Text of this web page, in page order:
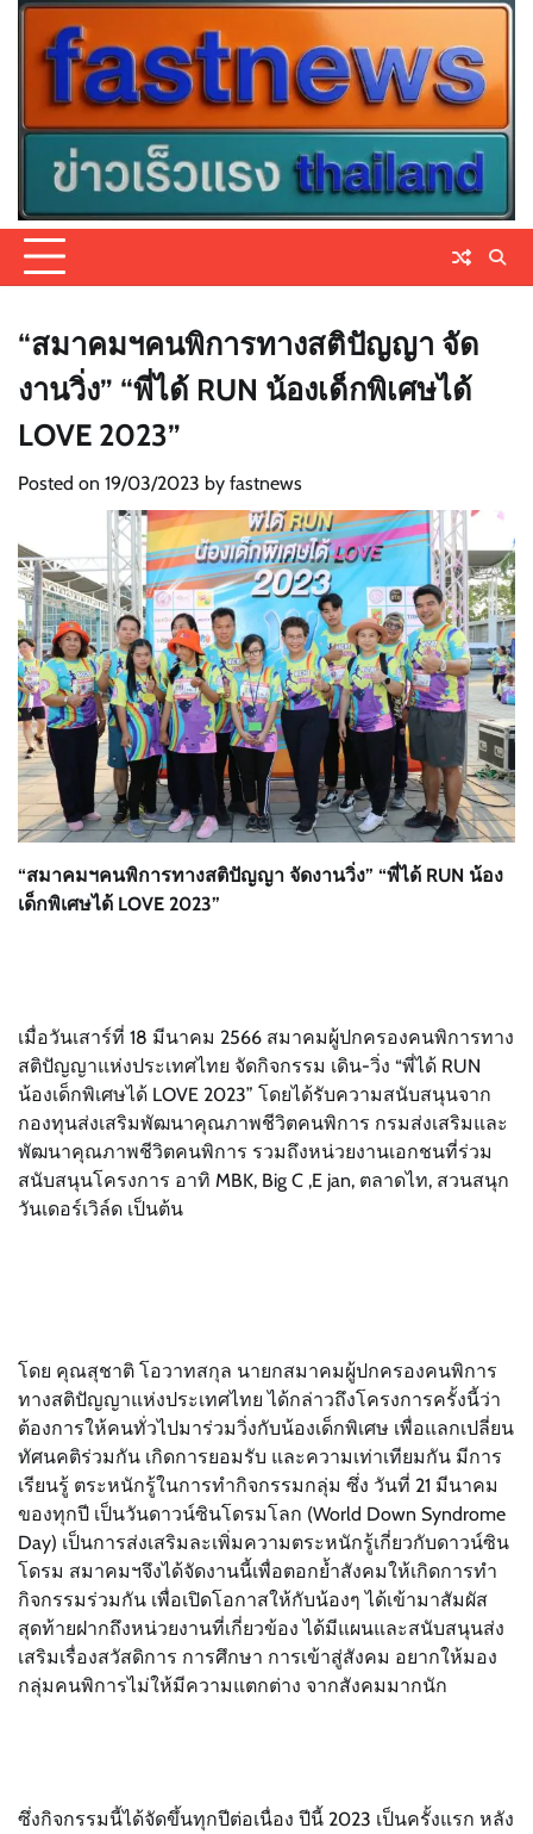
Skip
content
“สมาคมฯคนพิการทางสติปัญญา จัด
งานวิ่ง” “พี่ได้ RUN น้องเด็กพิเศษได้
LOVE 2023”
Posted on 19/03/2023 by fastnews
“สมาคมฯคนพิการทางสติปัญญา จัดงานวิ่ง” “พี่ได้ RUN น้อง
เด็กพิเศษได้ LOVE 2023”
เมื่อวันเสาร์ที่ 18 มีนาคม 2566 สมาคมผู้ปกครองคนพิการทาง
สติปัญญาแห่งประเทศไทย จัดกิจกรรม เดิน-วิ่ง “พี่ได้ RUN
น้องเด็กพิเศษได้ LOVE 2023” โดยได้รับความสนับสนุนจาก
กองทุนส่งเสริมพัฒนาคุณภาพชีวิตคนพิการ กรมส่งเสริมและ
พัฒนาคุณภาพชีวิตคนพิการ รวมถึงหน่วยงานเอกชนที่ร่วม
สนับสนุนโครงการ อาทิ MBK, Big C ,E jan, ตลาดไท, สวนสนุก
วันเดอร์เวิล์ด เป็นต้น
โดย คุณสุชาติ โอวาทสกุล นายกสมาคมผู้ปกครองคนพิการ
ทางสติปัญญาแห่งประเทศไทย ได้กล่าวถึงโครงการครั้งนี้ว่า
ต้องการให้คนทั่วไปมาร่วมวิ่งกับน้องเด็กพิเศษ เพื่อแลกเปลี่ยน
ทัศนคติร่วมกัน เกิดการยอมรับ และความเท่าเทียมกัน มีการ
เรียนรู้ ตระหนักรู้ในการทำกิจกรรมกลุ่ม ซึ่ง วันที่ 21 มีนาคม
ของทุกปี เป็นวันดาวน์ซินโดรมโลก (World Down Syndrome
Day) เป็นการส่งเสริมละเพิ่มความตระหนักรู้เกี่ยวกับดาวน์ซิน
โดรม สมาคมฯจึงได้จัดงานนี้เพื่อตอกย้ำสังคมให้เกิดการทำ
กิจกรรมร่วมกัน เพื่อเปิดโอกาสให้กับน้องๆ ได้เข้ามาสัมผัส
สุดท้ายฝากถึงหน่วยงานที่เกี่ยวข้อง ได้มีแผนและสนับสนุนส่ง
เสริมเรื่องสวัสดิการ การศึกษา การเข้าสู่สังคม อยากให้มอง
กลุ่มคนพิการไม่ให้มีความแตกต่าง จากสังคมมากนัก
ซึ่งกิจกรรมนี้ได้จัดขึ้นทุกปีต่อเนื่อง ปีนี้ 2023 เป็นครั้งแรก หลัง